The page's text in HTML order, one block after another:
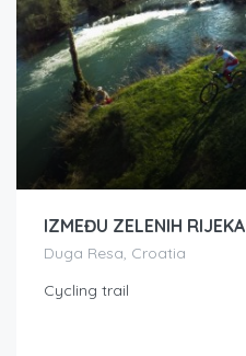
IZMEĐU ZELENIH RIJEKA
Duga Resa, Croatia
Cycling trail